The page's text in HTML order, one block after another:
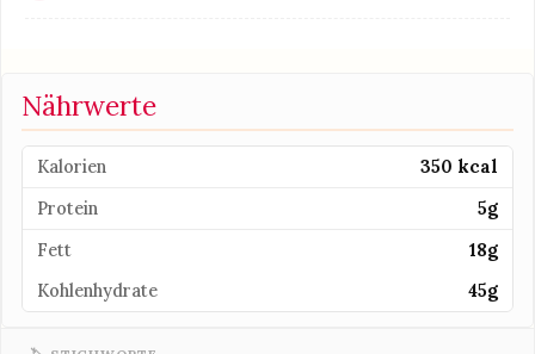
Nährwerte
Kalorien
350 kcal
Protein
5g
Fett
18g
Kohlenhydrate
45g